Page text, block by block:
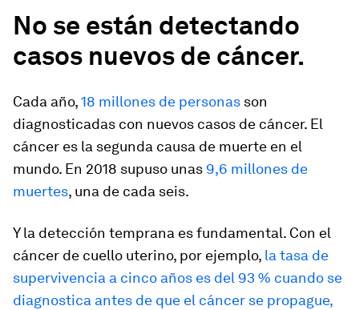
No se están detectando
casos nuevos de cáncer.
Cada año,18 millones de personas son
diagnosticadas con nuevos casos de cáncer. El
cáncer es la segunda causa de muerte en el
mundo. En 2018 supuso unas 9,6 millones de
muertes, una de cada seis.
Y la detección temprana es fundamental. Con el
cáncer de cuello uterino, por ejemplo, la tasa de
supervivencia a cinco años es del 93 % cuando se
diagnostica antes de que el cáncer se propague,